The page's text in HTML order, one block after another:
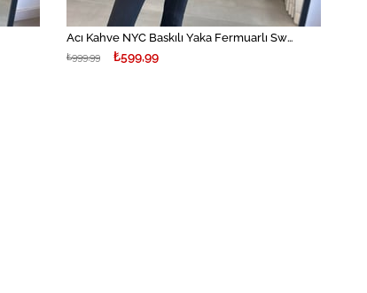
Acı Kahve NYC Baskılı Yaka Fermuarlı Sweat
₺599,99
₺999,99